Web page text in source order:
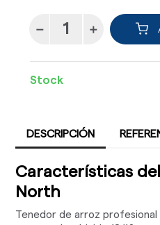
Stock
DESCRIPCIÓN
Características
North
Tenedor de arroz